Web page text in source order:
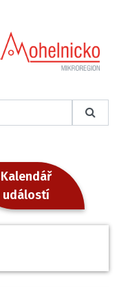
Kalendář
událostí